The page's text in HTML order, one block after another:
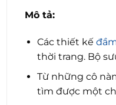
Mô tả:
Các thiết kế
thời trang. Bộ
Từ những cô
tìm được một